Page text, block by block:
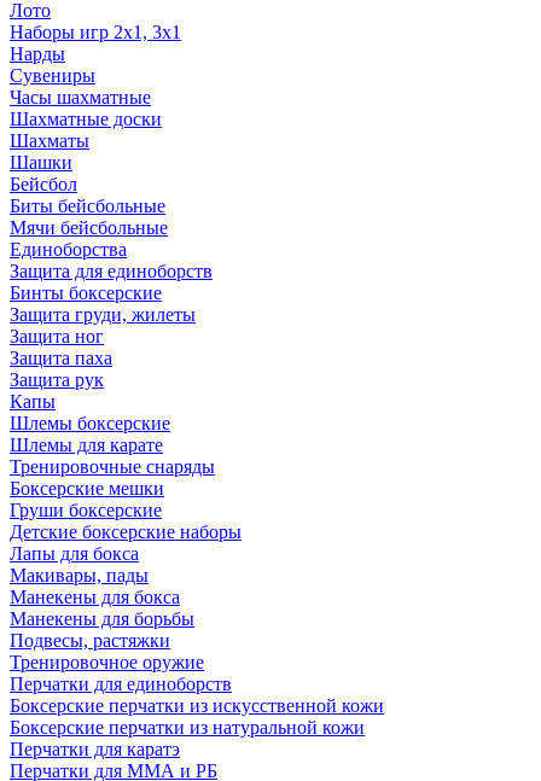
Лото
Наборы игр 2х1, 3х1
Нарды
Сувениры
Часы шахматные
Шахматные доски
Шахматы
Шашки
Бейсбол
Биты бейсбольные
Мячи бейсбольные
Единоборства
Защита для единоборств
Бинты боксерские
Защита груди, жилеты
Защита ног
Защита паха
Защита рук
Капы
Шлемы боксерские
Шлемы для карате
Тренировочные снаряды
Боксерские мешки
Груши боксерские
Детские боксерские наборы
Лапы для бокса
Макивары, пады
Манекены для бокса
Манекены для борьбы
Подвесы, растяжки
Тренировочное оружие
Перчатки для единоборств
Боксерские перчатки из искусственной кожи
Боксерские перчатки из натуральной кожи
Перчатки для каратэ
Перчатки для ММА и РБ